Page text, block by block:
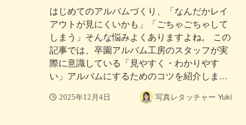
はじめてのアルバムづくり、「なんだかレイ
アウトが見にくいかも」「ごちゃごちゃして
しまう」そんな悩みよくありますよね。 この
記事では、卒園アルバム工房のスタッフが実
際に意識している「見やすく・わかりやす
い」アルバムにするためのコツを紹介しま...
2025年12月4日 写真レタッチャー Yuki